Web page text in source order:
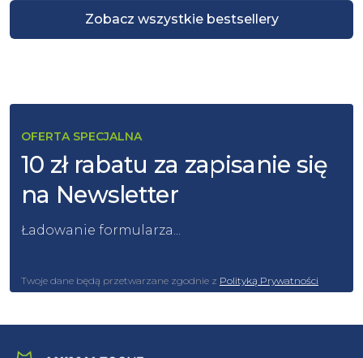
Zobacz wszystkie bestsellery
OFERTA SPECJALNA
10 zł rabatu za zapisanie się
na Newsletter
Ładowanie formularza...
Twoje dane będą przetwarzane zgodnie z Polityką Prywatności